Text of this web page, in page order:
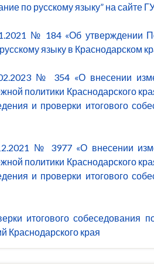
по русскому языку” на сайте
№ 184 «Об утверждении
языку в Краснодарском
№ 354 «О внесении
политики Краснодарского
и проверки итогового
№ 3977 «О внесении
политики Краснодарского
и проверки итогового
итогового собеседования
Краснодарского края